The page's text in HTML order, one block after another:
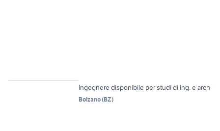
Ingegnere disponibile per studi di ing. e arch
Bolzano(BZ)